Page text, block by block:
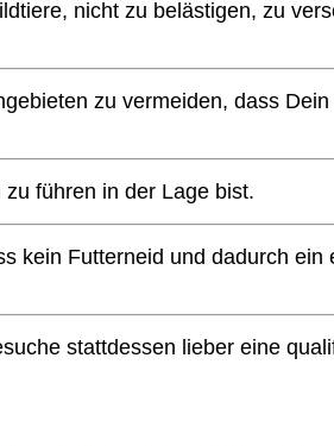
nicht zu belästigen, zu
zu vermeiden, dass
führen in der Lage bist.
kein Futterneid und dadurch ein
stattdessen lieber eine